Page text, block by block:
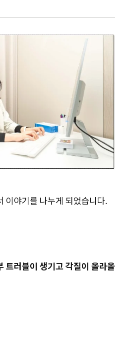
이야기를 나누게 되었습니다.
트러블이 생기고 각질이 올라올